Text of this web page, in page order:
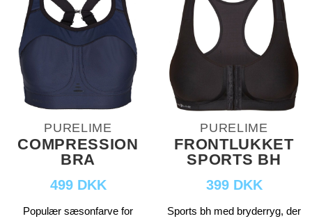
PURELIME
COMPRESSION
BRA
499 DKK
Populær sæsonfarve for
PURELIME
FRONTLUKKET
SPORTS BH
399 DKK
Sports bh med bryderryg, der